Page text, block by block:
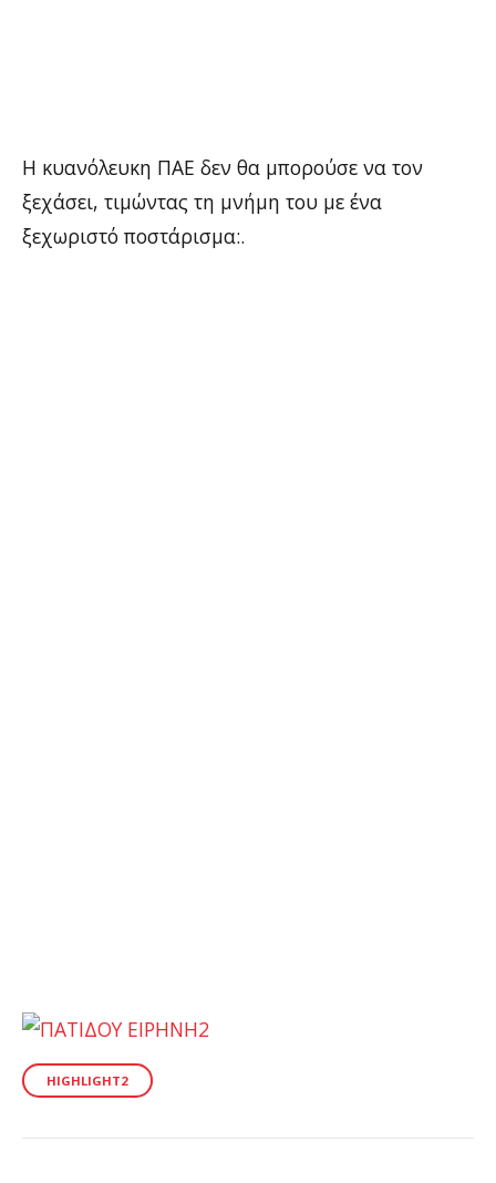
Η κυανόλευκη ΠΑΕ δεν θα μπορούσε να τον
ξεχάσει, τιμώντας τη μνήμη του με ένα
ξεχωριστό ποστάρισμα:.
HIGHLIGHT2